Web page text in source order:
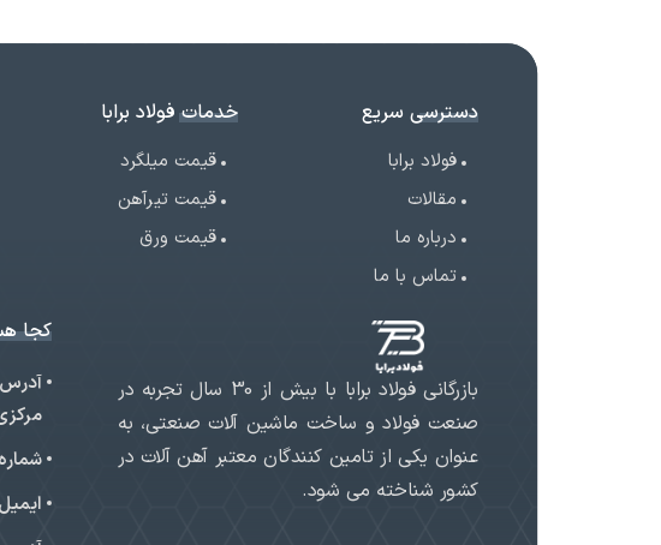
دسترسی سریع
فولاد برابا
مقالات
درباره ما
تماس با ما
خدمات فولاد برابا
قیمت میلگرد
قیمت تیرآهن
قیمت ورق
بازرگانی فولاد برابا با بیش از 30 سال تجربه در
صنعت فولاد و ساخت ماشین آلات صنعتی، به
عنوان یکی از تامین کنندگان معتبر آهن آلات در
کشور شناخته می شود.
کجا